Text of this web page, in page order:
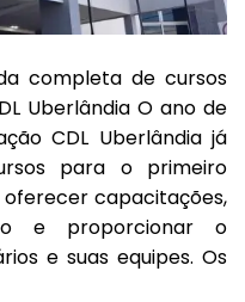
completa de cursos
Uberlândia O ano de
CDL Uberlândia já
para o primeiro
capacitações,
e proporcionar o
e suas equipes. Os